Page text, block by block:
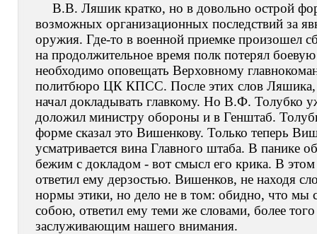
В.В. Ляшик кратко, но в довольно острой
возможных организационных последствий за
оружия. Где-то в военной приемке произошел
на продолжительное время полк потерял
необходимо оповещать Верховному
политбюро ЦК КПСС. После этих слов Ляшика,
начал докладывать главкому. Но В.Ф. Толубко
доложил министру обороны и в Генштаб.
форме сказал это Вишенкову. Только теперь
усматривается вина Главного штаба. В
бежим с докладом - вот смысл его крика. В
ответил ему дерзостью. Вишенков, не находя
нормы этики, но дело не в том: обидно, что мы
собою, ответил ему теми же словами, более
заслуживающим нашего внимания.